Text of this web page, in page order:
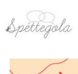
contenuto